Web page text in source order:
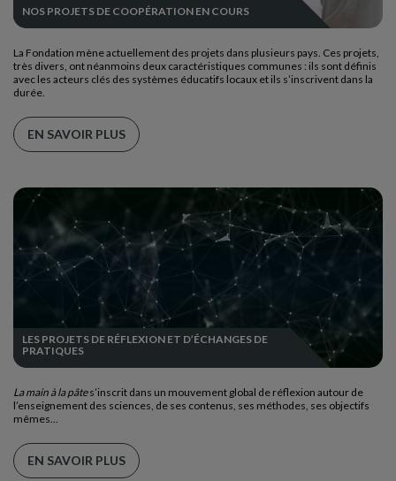
NOS PROJETS DE COOPÉRATION EN COURS
La Fondation mène actuellement des projets dans plusieurs pays. Ces projets,
très divers, ont néanmoins deux caractéristiques communes : ils sont définis
avec les acteurs clés des systèmes éducatifs locaux et ils s’inscrivent dans la
durée.
EN SAVOIR PLUS
LES PROJETS DE RÉFLEXION ET D’ÉCHANGES DE
PRATIQUES
La main à la pâtes’inscrit dans un mouvement global de réflexion autour de
l’enseignement des sciences, de ses contenus, ses méthodes, ses objectifs
mêmes...
EN SAVOIR PLUS